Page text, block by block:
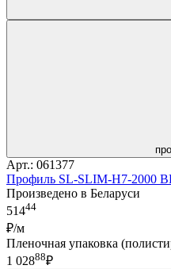
Арт.: 061377
Профиль SL-SLIM-H7-2000
Произведено в Беларуси
51444
₽/м
Пленочная упаковка
1 02888₽